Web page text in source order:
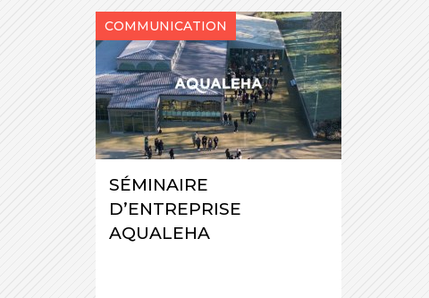
COMMUNICATION
SÉMINAIRE
D’ENTREPRISE
AQUALEHA